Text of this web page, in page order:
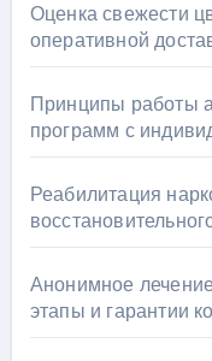
Оценка свежести
оперативной
Принципы работы
программ с
Реабилитация
Анонимное
этапы и гарантии